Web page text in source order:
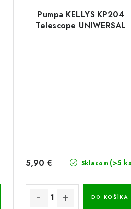
Pumpa KELLYS KP204
Telescope UNIWERSAL
Skladom (>5
5,90 €
DO KOŠÍKA